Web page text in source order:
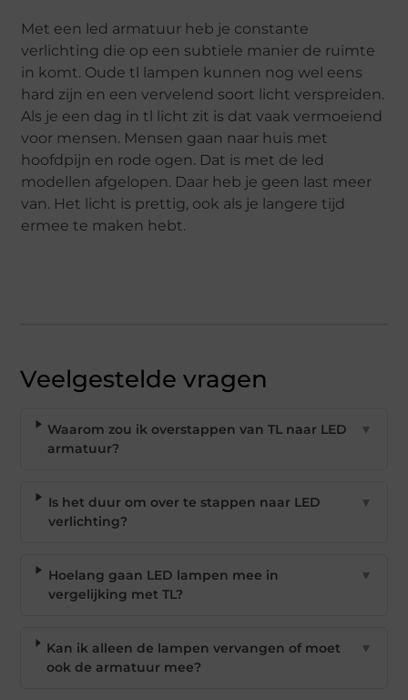
Met een led armatuur heb je constante
verlichting die op een subtiele manier de ruimte
in komt. Oude tl lampen kunnen nog wel eens
hard zijn en een vervelend soort licht verspreiden.
Als je een dag in tl licht zit is dat vaak vermoeiend
voor mensen. Mensen gaan naar huis met
hoofdpijn en rode ogen. Dat is met de led
modellen afgelopen. Daar heb je geen last meer
van. Het licht is prettig, ook als je langere tijd
ermee te maken hebt.
Veelgestelde vragen
Waarom zou ik overstappen van TL naar LED
armatuur?
▼
Is het duur om over te stappen naar LED
verlichting?
▼
Hoelang gaan LED lampen mee in
vergelijking met TL?
▼
Kan ik alleen de lampen vervangen of moet
ook de armatuur mee?
▼